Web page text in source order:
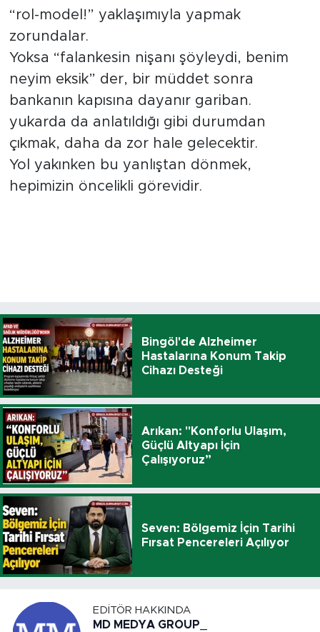
“rol-model!” yaklaşımıyla yapmak
zorundalar.
Yoksa “falankesin nişanı şöyleydi, benim
neyim eksik” der, bir müddet sonra
bankanın kapısına dayanır gariban.
yukarda da anlatıldığı gibi durumdan
çıkmak, daha da zor hale gelecektir.
Yol yakınken bu yanlıştan dönmek,
hepimizin öncelikli görevidir.
Bingöl'de Alzheimer
Hastalarına Konum Takip
Cihazı Desteği
Arıkan: "Konforlu Ulaşım,
Güçlü Altyapı İçin
Çalışıyoruz”
Seven: Bölgemiz İçin Tarihi
Fırsat Pencereleri Açılıyor
EDITÖR HAKKINDA
MD MEDYA GROUP_